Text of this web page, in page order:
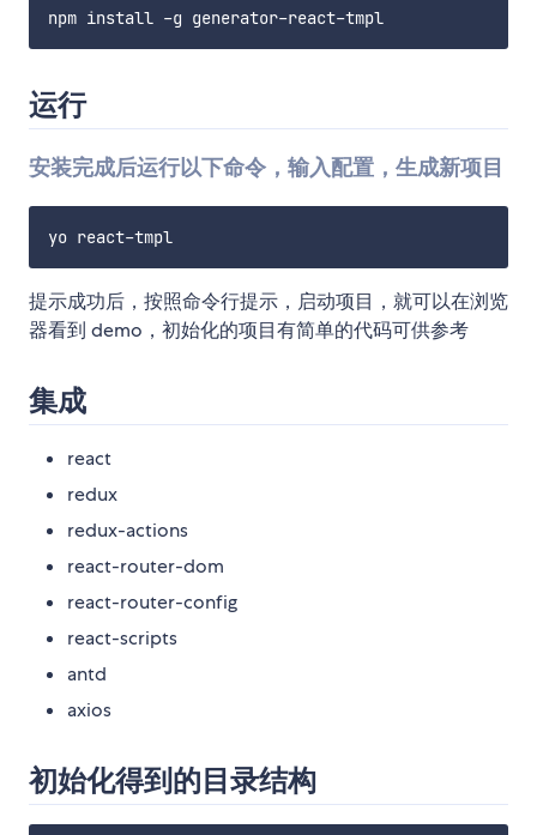
运行
安装完成后运行以下命令，输入配置，生成新项目
提示成功后，按照命令行提示，启动项目，就可以在浏览
器看到 demo，初始化的项目有简单的代码可供参考
集成
react
redux
redux-actions
react-router-dom
react-router-config
react-scripts
antd
axios
初始化得到的目录结构